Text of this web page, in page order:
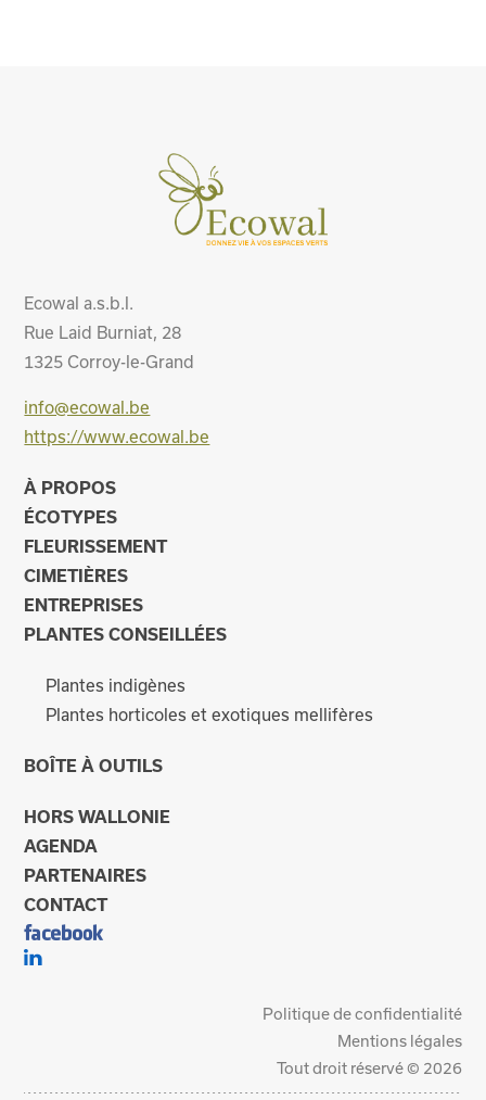
Ecowal a.s.b.l.
Rue Laid Burniat, 28
1325 Corroy-le-Grand
info@ecowal.be
https://www.ecowal.be
À PROPOS
ÉCOTYPES
FLEURISSEMENT
CIMETIÈRES
ENTREPRISES
PLANTES CONSEILLÉES
Plantes indigènes
Plantes horticoles et exotiques mellifères
BOÎTE À OUTILS
HORS WALLONIE
AGENDA
PARTENAIRES
CONTACT
Politique de confidentialité
Mentions légales
Tout droit réservé © 2026